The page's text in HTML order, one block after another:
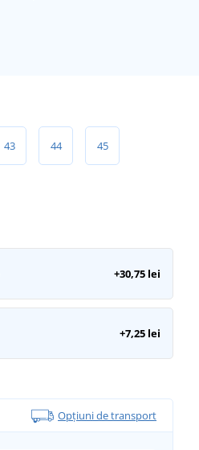
43 44 45
+30,75 lei
+7,25 lei
Opțiuni de transport